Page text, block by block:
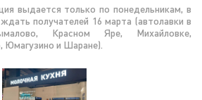
выдается только по понедельникам, в
получателей 16 марта (автолавки в
Красном Яре, Михайловке,
Юмагузино и Шаране).